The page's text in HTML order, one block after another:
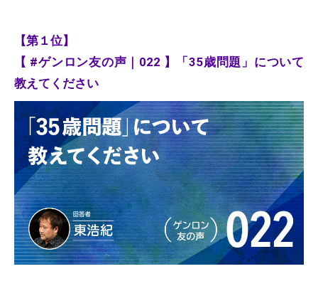
【第１位】
【 #ゲンロン友の声｜022 】「35歳問題」について
教えてください